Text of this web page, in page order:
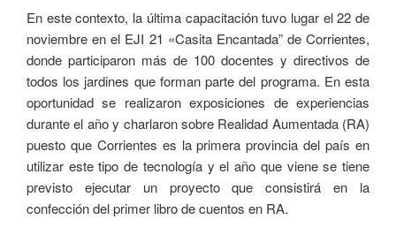
En este contexto, la última capacitación tuvo lugar el 22 de
noviembre en el EJI 21 «Casita Encantada” de Corrientes,
donde participaron más de 100 docentes y directivos de
todos los jardines que forman parte del programa. En esta
oportunidad se realizaron exposiciones de experiencias
durante el año y charlaron sobre Realidad Aumentada (RA)
puesto que Corrientes es la primera provincia del país en
utilizar este tipo de tecnología y el año que viene se tiene
previsto ejecutar un proyecto que consistirá en la
confección del primer libro de cuentos en RA.